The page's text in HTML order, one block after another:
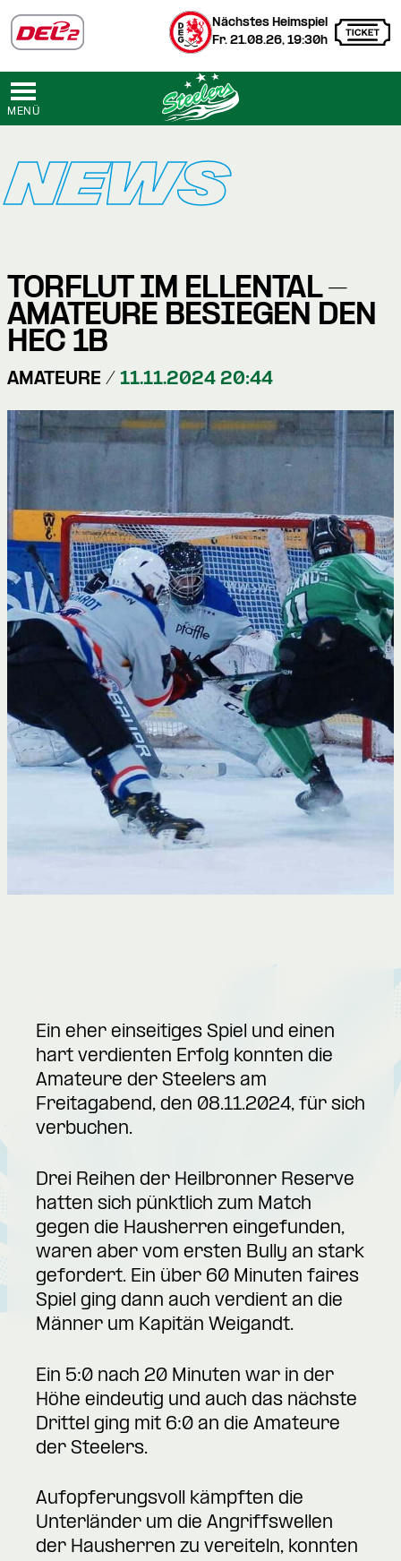
Nächstes Heimspiel
Fr. 21.08.26, 19:30h
MENÜ
NEWS
TORFLUT IM ELLENTAL -
AMATEURE BESIEGEN DEN
HEC 1B
AMATEURE / 11.11.2024 20:44
Ein eher einseitiges Spiel und einen
hart verdienten Erfolg konnten die
Amateure der Steelers am
Freitagabend, den 08.11.2024, für sich
verbuchen.
Drei Reihen der Heilbronner Reserve
hatten sich pünktlich zum Match
gegen die Hausherren eingefunden,
waren aber vom ersten Bully an stark
gefordert. Ein über 60 Minuten faires
Spiel ging dann auch verdient an die
Männer um Kapitän Weigandt.
Ein 5:0 nach 20 Minuten war in der
Höhe eindeutig und auch das nächste
Drittel ging mit 6:0 an die Amateure
der Steelers.
Aufopferungsvoll kämpften die
Unterländer um die Angriffswellen
der Hausherren zu vereiteln, konnten